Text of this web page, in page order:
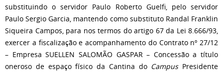
substituindo o servidor Paulo Roberto Guelfi, pelo servidor
Paulo Sergio Garcia, mantendo como substituto Randal Franklin
Siqueira Campos, para nos termos do artigo 67 da Lei 8.666/93,
exercer a fiscalização e acompanhamento do Contrato nº 27/12
– Empresa SUELLEN SALOMÃO GASPAR – Concessão a título
oneroso de espaço físico da Cantina do CampusPresidente